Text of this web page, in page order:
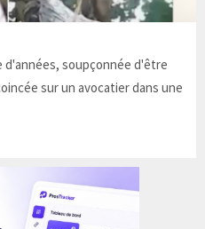
d'années, soupçonnée d'être
sur un avocatier dans une